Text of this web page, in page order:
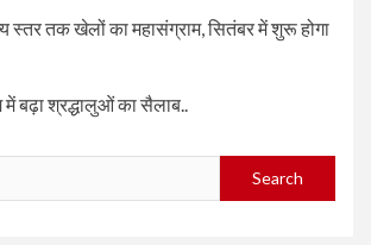
स्तर तक खेलों का महासंग्राम, सितंबर में शुरू होगा
में बढ़ा श्रद्धालुओं का सैलाब..